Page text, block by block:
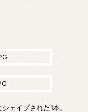
ェイプされた1本。